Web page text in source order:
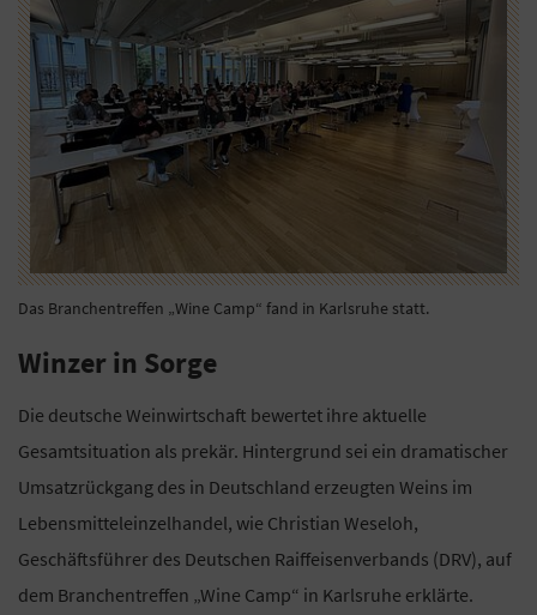
Das Branchentreffen „Wine Camp“ fand in Karlsruhe statt.
Winzer in Sorge
Die deutsche Weinwirtschaft bewertet ihre aktuelle
Gesamtsituation als prekär. Hintergrund sei ein dramatischer
Umsatzrückgang des in Deutschland erzeugten Weins im
Lebensmitteleinzelhandel, wie Christian Weseloh,
Geschäftsführer des Deutschen Raiffeisenverbands (DRV), auf
dem Branchentreffen „Wine Camp“ in Karlsruhe erklärte.